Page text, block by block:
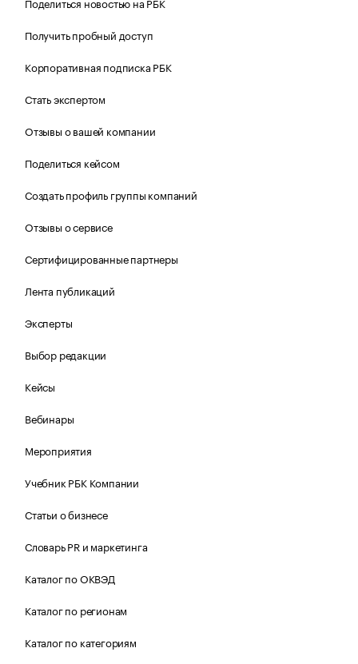
Получить пробный доступ
Корпоративная подписка РБК
Стать экспертом
Отзывы о вашей компании
Поделиться кейсом
Создать профиль группы компаний
Отзывы о сервисе
Сертифицированные партнеры
Лента публикаций
Эксперты
Выбор редакции
Кейсы
Вебинары
Мероприятия
Учебник РБК Компании
Статьи о бизнесе
Словарь PR и маркетинга
Каталог по ОКВЭД
Каталог по регионам
Каталог по категориям